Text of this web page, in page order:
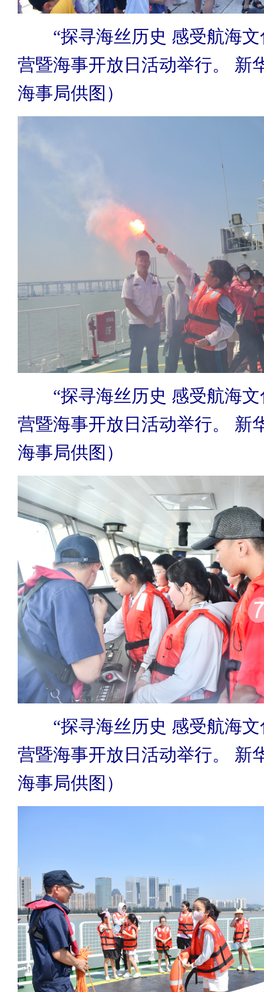
“探寻海丝历史 感受航海文
营暨海事开放日活动举行。 新
海事局供图）
“探寻海丝历史 感受航海文
营暨海事开放日活动举行。 新
海事局供图）
“探寻海丝历史 感受航海
营暨海事开放日活动举行。 新
海事局供图）